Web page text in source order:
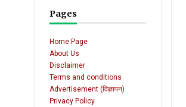
Pages
Home Page
About Us
Disclaimer
Terms and conditions
Advertisement (विज्ञापन)
Privacy Policy